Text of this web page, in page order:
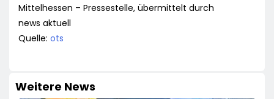
Mittelhessen – Pressestelle, übermittelt durch
news aktuell
Quelle: ots
Weitere News